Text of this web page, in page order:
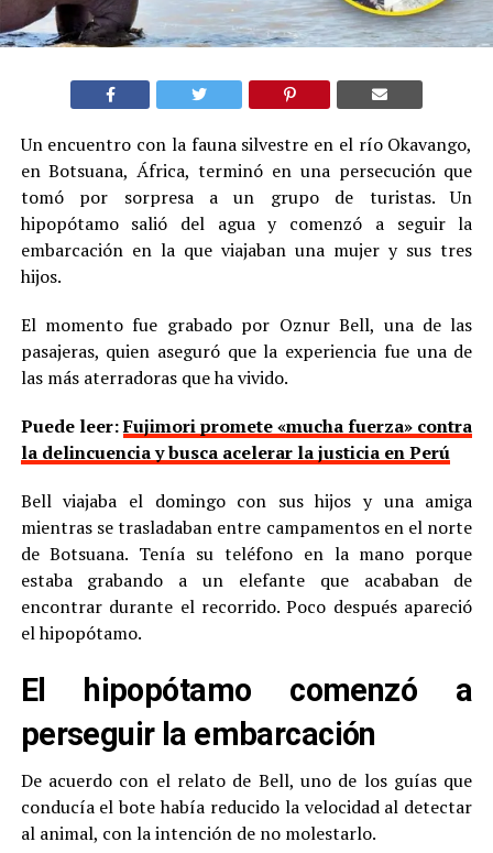
Un encuentro con la fauna silvestre en el río Okavango,
en Botsuana, África, terminó en una persecución que
tomó por sorpresa a un grupo de turistas. Un
hipopótamo salió del agua y comenzó a seguir la
embarcación en la que viajaban una mujer y sus tres
hijos.
El momento fue grabado por Oznur Bell, una de las
pasajeras, quien aseguró que la experiencia fue una de
las más aterradoras que ha vivido.
Puede leer:Fujimori promete «mucha fuerza» contra
la delincuencia y busca acelerar la justicia en Perú
Bell viajaba el domingo con sus hijos y una amiga
mientras se trasladaban entre campamentos en el norte
de Botsuana. Tenía su teléfono en la mano porque
estaba grabando a un elefante que acababan de
encontrar durante el recorrido. Poco después apareció
el hipopótamo.
El hipopótamo comenzó a
perseguir la embarcación
De acuerdo con el relato de Bell, uno de los guías que
conducía el bote había reducido la velocidad al detectar
al animal, con la intención de no molestarlo.